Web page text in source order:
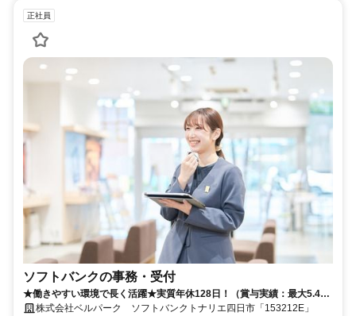
正社員
ソフトバンクの事務・受付
★働きやすい環境で長く活躍★実質年休128日！（賞与実績：最大5.4か
月分）
株式会社ベルパーク ソフトバンクトナリエ四日市「153212E」